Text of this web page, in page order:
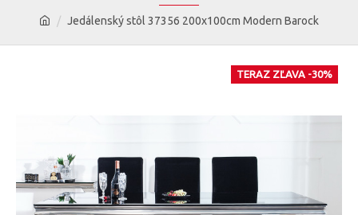
Jedálenský stôl 37356 200x100cm Modern Barock
TERAZ ZĽAVA -30%